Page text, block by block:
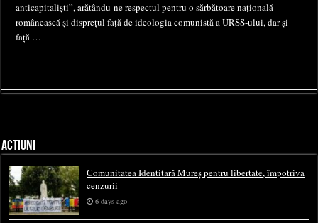
anticapitaliști”, arătându-ne respectul pentru o sărbătoare națională
românească și disprețul față de ideologia comunistă a URSS-ului, dar și
față …
ACTIUNI
Comunitatea Identitară Mureș pentru libertate, împotriva
cenzurii
6 days ago